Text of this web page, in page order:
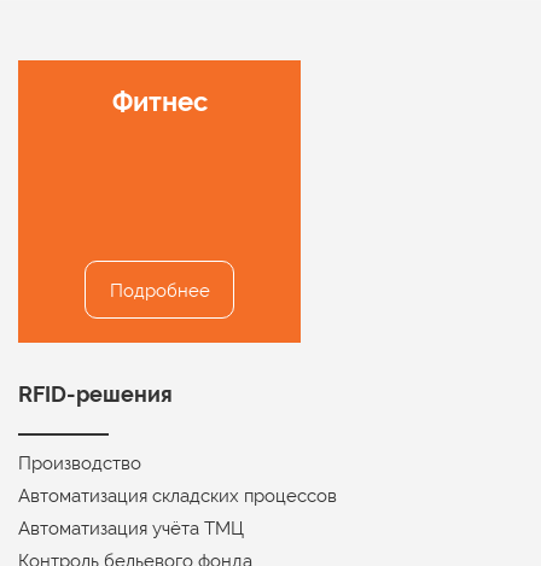
Развлекательные
Подробнее
Фитнес
Подробнее
RFID-решения
Производство
Автоматизация складских процессов
Автоматизация учёта ТМЦ
Контроль бельевого фонда